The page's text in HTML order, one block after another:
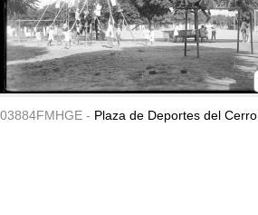
03884FMHGE - Plaza de Deportes del Cerro.